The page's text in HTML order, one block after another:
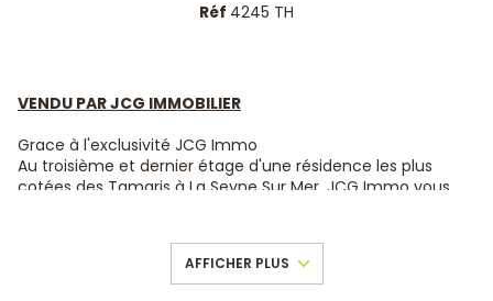
Réf 4245 TH
VENDU PAR JCG IMMOBILIER
Grace à l'exclusivité JCG Immo
Au troisième et dernier étage d'une résidence les plus
cotées des Tamaris à La Seyne Sur Mer, JCG Immo vous
ouverte aménagée et équipée, rénovée avec goût. Le
salon se prolonge sur une belle terrasse verdoyante sans
aucun vis a vis. Coté nuit, 1 belle chambre, spacieuse et
AFFICHER PLUS